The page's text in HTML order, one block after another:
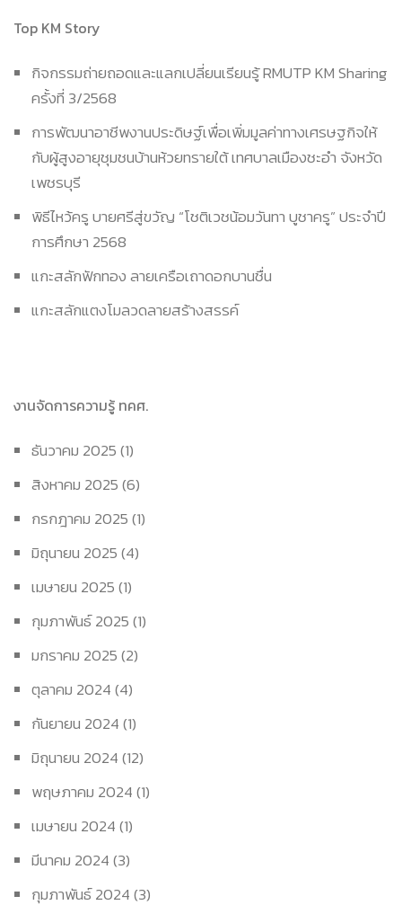
Top KM Story
กิจกรรมถ่ายถอดและแลกเปลี่ยนเรียนรู้ RMUTP KM Sharing
ครั้งที่ 3/2568
การพัฒนาอาชีพงานประดิษฐ์เพื่อเพิ่มมูลค่าทางเศรษฐกิจให้
กับผู้สูงอายุชุมชนบ้านห้วยทรายใต้ เทศบาลเมืองชะอำ จังหวัด
เพชรบุรี
พิธีไหว้ครู บายศรีสู่ขวัญ “โชติเวชน้อมวันทา บูชาครู” ประจำปี
การศึกษา 2568
แกะสลักฟักทอง ลายเครือเถาดอกบานชื่น
แกะสลักแตงโมลวดลายสร้างสรรค์
งานจัดการความรู้ ทคศ.
ธันวาคม 2025(1)
สิงหาคม 2025(6)
กรกฎาคม 2025(1)
มิถุนายน 2025(4)
เมษายน 2025(1)
กุมภาพันธ์ 2025(1)
มกราคม 2025(2)
ตุลาคม 2024(4)
กันยายน 2024(1)
มิถุนายน 2024(12)
พฤษภาคม 2024(1)
เมษายน 2024(1)
มีนาคม 2024(3)
กุมภาพันธ์ 2024(3)